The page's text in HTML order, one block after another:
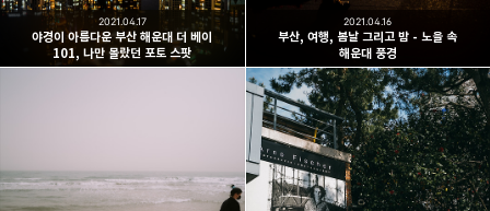
구독하기
네이버 블로그
야경이 아름다운 부산 해운대 더 베이
101, 나만 몰랐던 포토 스팟
2021.04.17
부산, 여행, 봄날 그리고 밤 - 노을 속
해운대 풍경
2021.04.16